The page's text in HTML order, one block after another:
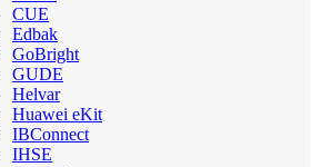
CUE
Edbak
GoBright
GUDE
Helvar
Huawei eKit
IBConnect
IHSE